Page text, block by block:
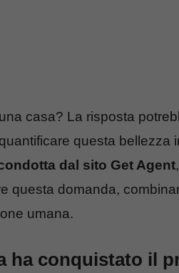
casa? La risposta
questa bellezza
dal sito Get Agent
questa domanda,
umana.
ha conquistato il